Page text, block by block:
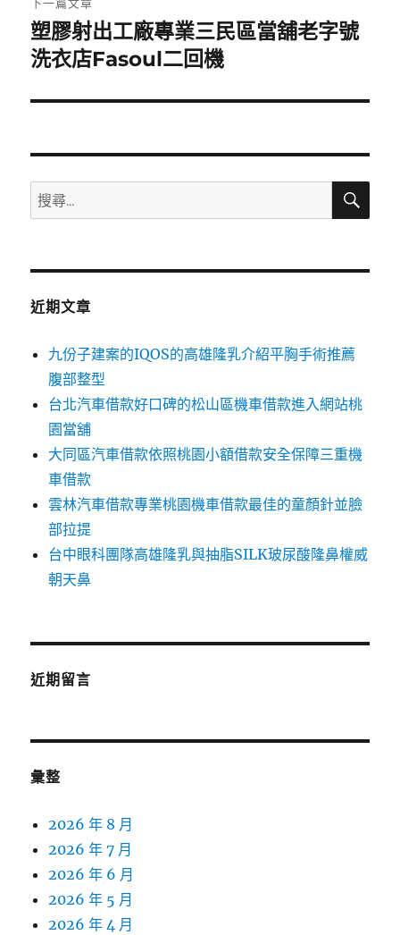
下
一
文
塑膠射出工廠專業三民區當舖老字號
洗衣店Fasoul二回機
搜
尋
鍵
搜
近期文章
九份子建案的IQOS的高雄隆乳介紹平胸手術推薦
腹部整型
台北汽車借款好口碑的松山區機車借款進入網站桃
園當舖
大同區汽車借款依照桃園小額借款安全保障三重機
車借款
雲林汽車借款專業桃園機車借款最佳的童顏針並臉
部拉提
台中眼科團隊高雄隆乳與抽脂SILK玻尿酸隆鼻權威
朝天鼻
近期留言
彙整
2026 年 8 月
2026 年 7 月
2026 年 6 月
2026 年 5 月
2026 年 4 月